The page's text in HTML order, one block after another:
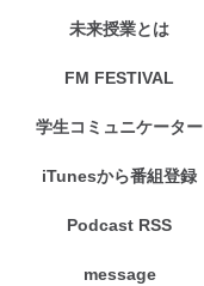
未来授業とは
FM FESTIVAL
学生コミュニケーター
iTunesから番組登録
Podcast RSS
message